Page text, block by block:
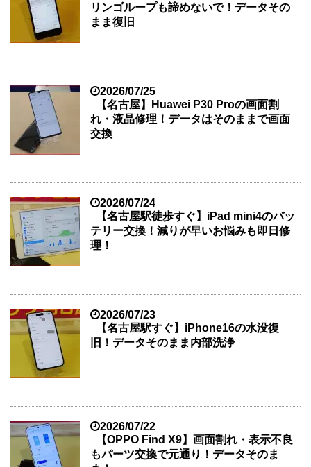
リンゴループも諦めないで！データその
まま復旧
2026/07/25
【名古屋】Huawei P30 Proの画面割
れ・液晶修理！データはそのままで画面
交換
2026/07/24
【名古屋駅徒歩すぐ】iPad mini4のバッ
テリー交換！減りが早いお悩みも即日修
理！
2026/07/23
【名古屋駅すぐ】iPhone16の水没復
旧！データそのまま内部洗浄
2026/07/22
【OPPO Find X9】画面割れ・表示不良
もパーツ交換で元通り！データそのま